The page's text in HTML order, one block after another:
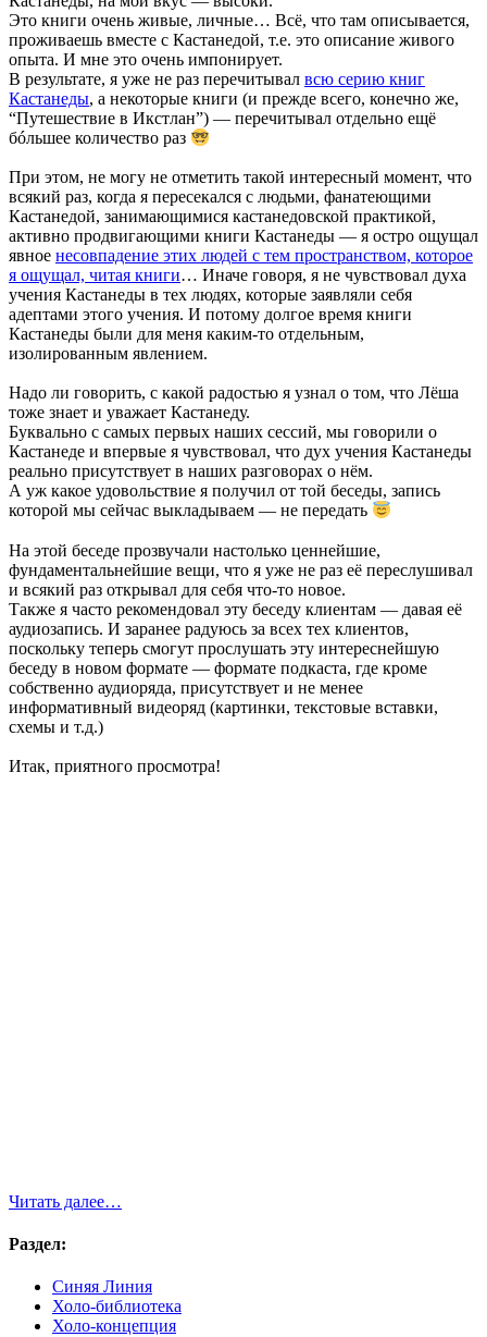
Это книги очень живые, личные… Всё, что там описывается,
проживаешь вместе с Кастанедой, т.е. это описание живого
опыта. И мне это очень импонирует.
В результате, я уже не раз перечитывал всю серию книг
Кастанеды, а некоторые книги (и прежде всего, конечно же,
“Путешествие в Икстлан”) — перечитывал отдельно ещё
бóльшее количество раз
При этом, не могу не отметить такой интересный момент, что
всякий раз, когда я пересекался с людьми, фанатеющими
Кастанедой, занимающимися кастанедовской практикой,
активно продвигающими книги Кастанеды — я остро ощущал
явное несовпадение этих людей с тем пространством, которое
я ощущал, читая книги… Иначе говоря, я не чувствовал духа
учения Кастанеды в тех людях, которые заявляли себя
адептами этого учения. И потому долгое время книги
Кастанеды были для меня каким-то отдельным,
изолированным явлением.
Надо ли говорить, с какой радостью я узнал о том, что Лёша
тоже знает и уважает Кастанеду.
Буквально с самых первых наших сессий, мы говорили о
Кастанеде и впервые я чувствовал, что дух учения Кастанеды
реально присутствует в наших разговорах о нём.
А уж какое удовольствие я получил от той беседы, запись
которой мы сейчас выкладываем — не передать
На этой беседе прозвучали настолько ценнейшие,
фундаментальнейшие вещи, что я уже не раз её переслушивал
и всякий раз открывал для себя что-то новое.
Также я часто рекомендовал эту беседу клиентам — давая её
аудиозапись. И заранее радуюсь за всех тех клиентов,
поскольку теперь смогут прослушать эту интереснейшую
беседу в новом формате — формате подкаста, где кроме
собственно аудиоряда, присутствует и не менее
информативный видеоряд (картинки, текстовые вставки,
схемы и т.д.)
Итак, приятного просмотра!
Читать далее…
Раздел:
Синяя Линия
Холо-библиотека
Холо-концепция